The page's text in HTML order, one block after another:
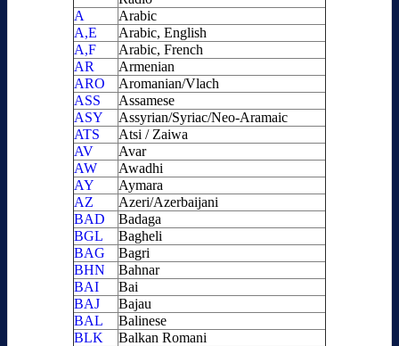
A
Arabic
A,E
Arabic, English
A,F
Arabic, French
AR
Armenian
ARO
Aromanian/Vlach
ASS
Assamese
ASY
Assyrian/Syriac/Neo-Aramaic
ATS
Atsi / Zaiwa
AV
Avar
AW
Awadhi
AY
Aymara
AZ
Azeri/Azerbaijani
BAD
Badaga
BGL
Bagheli
BAG
Bagri
BHN
Bahnar
BAI
Bai
BAJ
Bajau
BAL
Balinese
BLK
Balkan Romani